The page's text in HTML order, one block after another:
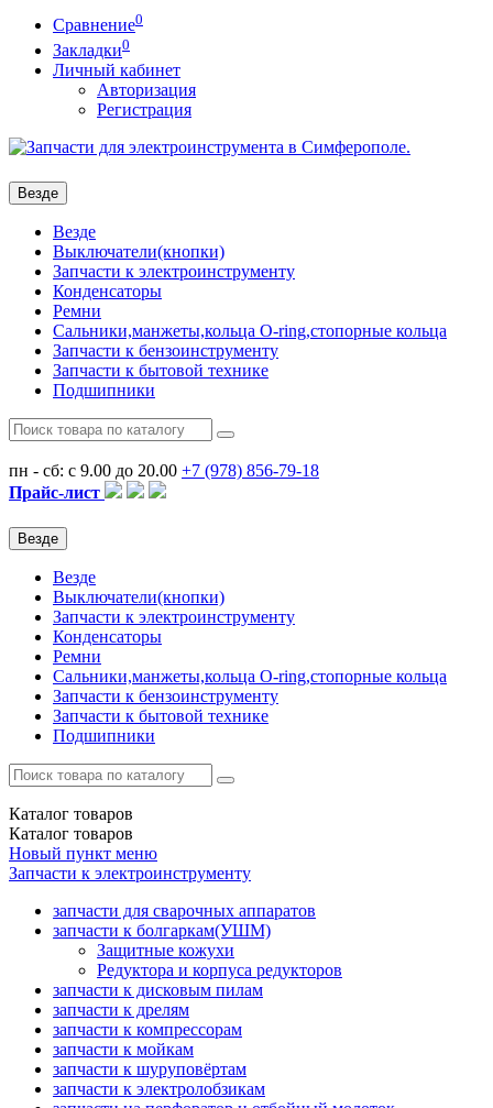
Сравнение0
Закладки0
Личный кабинет
Авторизация
Регистрация
Везде
Везде
Выключатели(кнопки)
Запчасти к электроинструменту
Конденсаторы
Ремни
Сальники,манжеты,кольца О-ring,стопорные кольца
Запчасти к бензоинструменту
Запчасти к бытовой технике
Подшипники
пн - сб: с 9.00 до 20.00 +7 (978) 856-79-18
Прайс-лист
Везде
Везде
Выключатели(кнопки)
Запчасти к электроинструменту
Конденсаторы
Ремни
Сальники,манжеты,кольца О-ring,стопорные кольца
Запчасти к бензоинструменту
Запчасти к бытовой технике
Подшипники
Каталог товаров
Каталог товаров
Новый пункт меню
Запчасти к электроинструменту
запчасти для сварочных аппаратов
запчасти к болгаркам(УШМ)
Защитные кожухи
Редуктора и корпуса редукторов
запчасти к дисковым пилам
запчасти к дрелям
запчасти к компрессорам
запчасти к мойкам
запчасти к шуруповёртам
запчасти к электролобзикам